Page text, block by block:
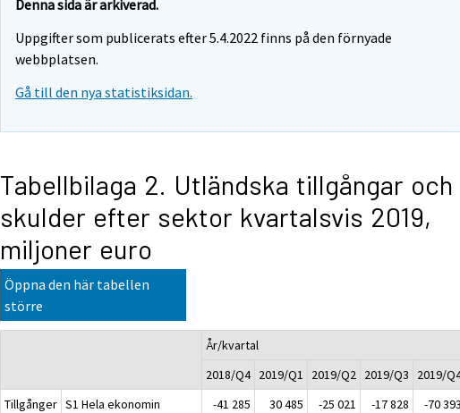
Denna sida är arkiverad.
Uppgifter som publicerats efter 5.4.2022 finns på den förnyade
webbplatsen.
Gå till den nya statistiksidan.
Tabellbilaga 2. Utländska tillgångar och
skulder efter sektor kvartalsvis 2019,
miljoner euro
Öppna den här tabellen
större
År/kvartal
2018/Q4 2019/Q1 2019/Q2 2019/Q3
2019/
Tillgånger S1 Hela ekonomin -41 285 30 485 -25 021 -17 828
-70 393